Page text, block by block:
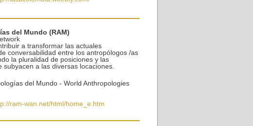
del Mundo (RAM)
a transformar las actuales
conversabilidad entre los antropólogos /as
la pluralidad de posiciones y las
subyacen a las diversas locaciones.
del Mundo - World Anthropologies
ram-wan.net/html/home_e.htm